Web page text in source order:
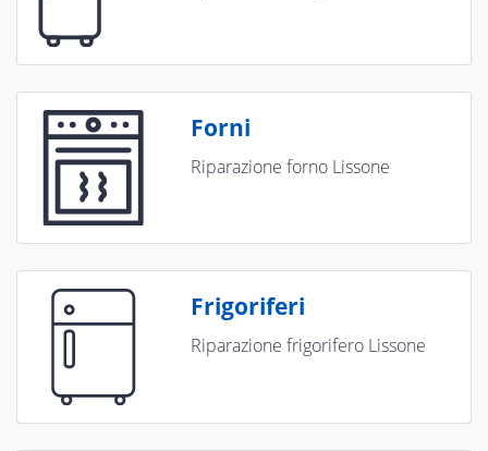
Forni
Riparazione forno Lissone
Frigoriferi
Riparazione frigorifero Lissone